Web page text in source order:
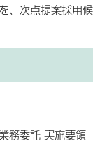
、次点提案採用
務委託 実施要領